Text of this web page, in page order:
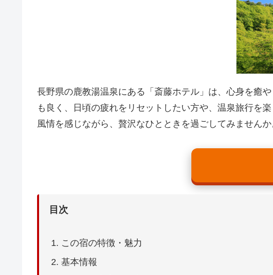
長野県の鹿教湯温泉にある「斎藤ホテル」は、心身を癒
も良く、日頃の疲れをリセットしたい方や、温泉旅行を
風情を感じながら、贅沢なひとときを過ごしてみませんか
目次
この宿の特徴・魅力
基本情報